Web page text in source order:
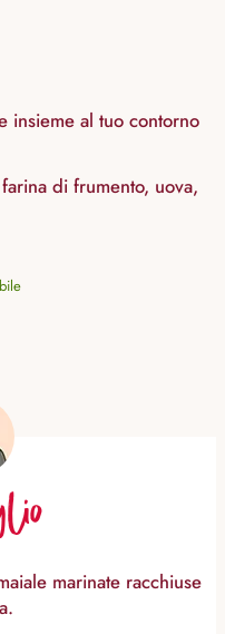
insieme al tuo contorno
di frumento, uova,
marinate racchiuse